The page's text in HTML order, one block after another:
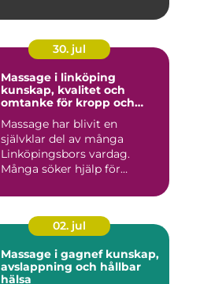
30. jul
Massage i linköping
kunskap, kvalitet och
omtanke för kropp och
Massage har blivit en
självklar del av många
Linköpingsbors vardag.
Många söker hjälp för
02. jul
Massage i gagnef kunskap,
avslappning och hållbar
hälsa